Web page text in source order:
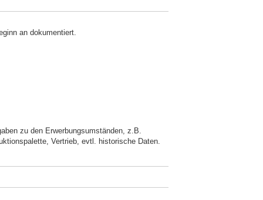
an dokumentiert.
zu den Erwerbungsumständen, z.B.
Vertrieb, evtl. historische Daten.